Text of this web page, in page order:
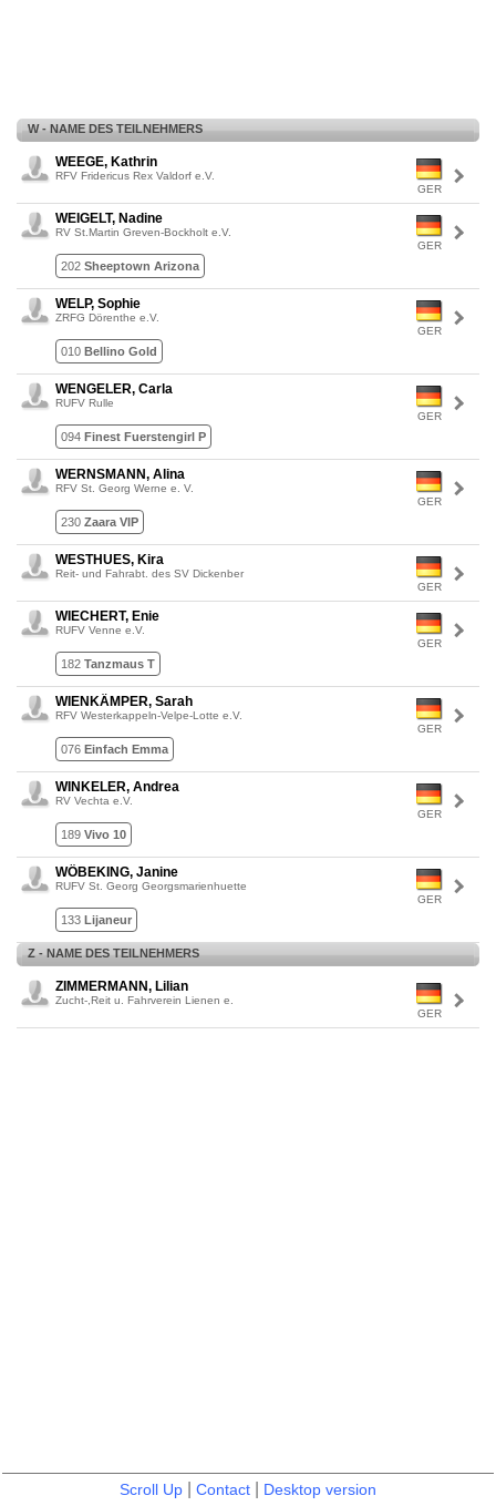
W - NAME DES TEILNEHMERS
GER
WEEGE, Kathrin
RFV Fridericus Rex Valdorf e.V.
GER
WEIGELT, Nadine
RV St.Martin Greven-Bockholt e.V.
202 Sheeptown Arizona
GER
WELP, Sophie
ZRFG Dörenthe e.V.
010 Bellino Gold
GER
WENGELER, Carla
RUFV Rulle
094 Finest Fuerstengirl P
GER
WERNSMANN, Alina
RFV St. Georg Werne e. V.
230 Zaara VIP
GER
WESTHUES, Kira
Reit- und Fahrabt. des SV Dickenber
GER
WIECHERT, Enie
RUFV Venne e.V.
182 Tanzmaus T
GER
WIENKÄMPER, Sarah
RFV Westerkappeln-Velpe-Lotte e.V.
076 Einfach Emma
GER
WINKELER, Andrea
RV Vechta e.V.
189 Vivo 10
GER
WÖBEKING, Janine
RUFV St. Georg Georgsmarienhuette
133 Lijaneur
Z - NAME DES TEILNEHMERS
GER
ZIMMERMANN, Lilian
Zucht-,Reit u. Fahrverein Lienen e.
Scroll Up Contact Desktop version